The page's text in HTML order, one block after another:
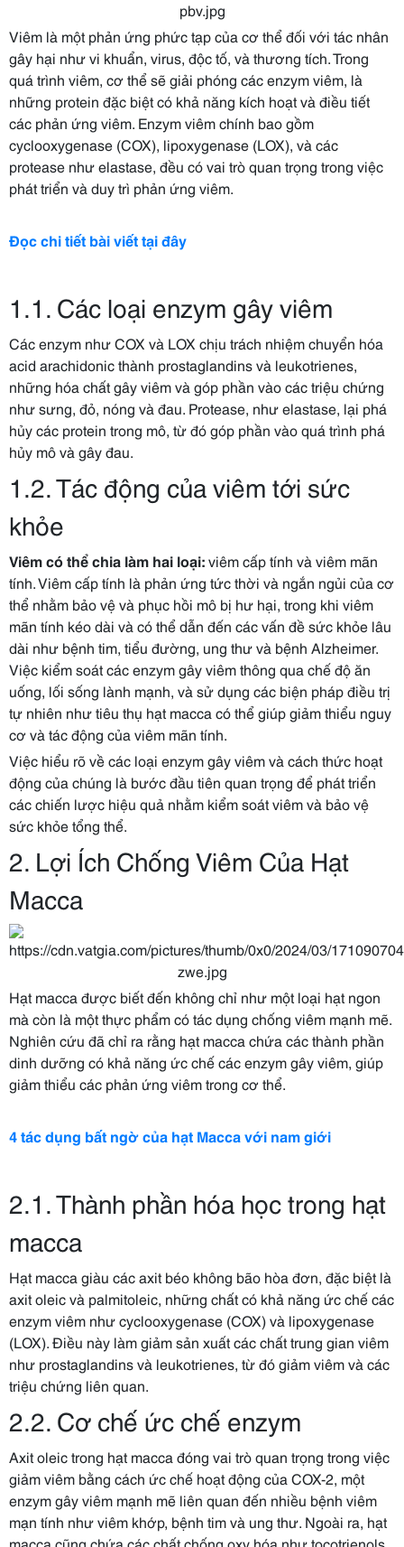
Viêm là một phản ứng phức tạp của cơ thể đối với tác nhân
gây hại như vi khuẩn, virus, độc tố, và thương tích. Trong
quá trình viêm, cơ thể sẽ giải phóng các enzym viêm, là
những protein đặc biệt có khả năng kích hoạt và điều tiết
các phản ứng viêm. Enzym viêm chính bao gồm
cyclooxygenase (COX), lipoxygenase (LOX), và các
protease như elastase, đều có vai trò quan trọng trong việc
phát triển và duy trì phản ứng viêm.
Đọc chi tiết bài viết tại đây
1.1. Các loại enzym gây viêm
Các enzym như COX và LOX chịu trách nhiệm chuyển hóa
acid arachidonic thành prostaglandins và leukotrienes,
những hóa chất gây viêm và góp phần vào các triệu chứng
như sưng, đỏ, nóng và đau. Protease, như elastase, lại phá
hủy các protein trong mô, từ đó góp phần vào quá trình phá
hủy mô và gây đau.
1.2. Tác động của viêm tới sức
khỏe
Viêm có thể chia làm hai loại:viêm cấp tính và viêm mãn
tính. Viêm cấp tính là phản ứng tức thời và ngắn ngủi của cơ
thể nhằm bảo vệ và phục hồi mô bị hư hại, trong khi viêm
mãn tính kéo dài và có thể dẫn đến các vấn đề sức khỏe lâu
dài như bệnh tim, tiểu đường, ung thư và bệnh Alzheimer.
Việc kiểm soát các enzym gây viêm thông qua chế độ ăn
uống, lối sống lành mạnh, và sử dụng các biện pháp điều trị
tự nhiên như tiêu thụ hạt macca có thể giúp giảm thiểu nguy
cơ và tác động của viêm mãn tính.
Việc hiểu rõ về các loại enzym gây viêm và cách thức hoạt
động của chúng là bước đầu tiên quan trọng để phát triển
các chiến lược hiệu quả nhằm kiểm soát viêm và bảo vệ
sức khỏe tổng thể.
2. Lợi Ích Chống Viêm Của Hạt
Macca
Hạt macca được biết đến không chỉ như một loại hạt ngon
mà còn là một thực phẩm có tác dụng chống viêm mạnh mẽ.
Nghiên cứu đã chỉ ra rằng hạt macca chứa các thành phần
dinh dưỡng có khả năng ức chế các enzym gây viêm, giúp
giảm thiểu các phản ứng viêm trong cơ thể.
4 tác dụng bất ngờ của hạt Macca với nam giới
2.1. Thành phần hóa học trong hạt
macca
Hạt macca giàu các axit béo không bão hòa đơn, đặc biệt là
axit oleic và palmitoleic, những chất có khả năng ức chế các
enzym viêm như cyclooxygenase (COX) và lipoxygenase
(LOX). Điều này làm giảm sản xuất các chất trung gian viêm
như prostaglandins và leukotrienes, từ đó giảm viêm và các
triệu chứng liên quan.
2.2. Cơ chế ức chế enzym
Axit oleic trong hạt macca đóng vai trò quan trọng trong việc
giảm viêm bằng cách ức chế hoạt động của COX-2, một
enzym gây viêm mạnh mẽ liên quan đến nhiều bệnh viêm
mạn tính như viêm khớp, bệnh tim và ung thư. Ngoài ra, hạt